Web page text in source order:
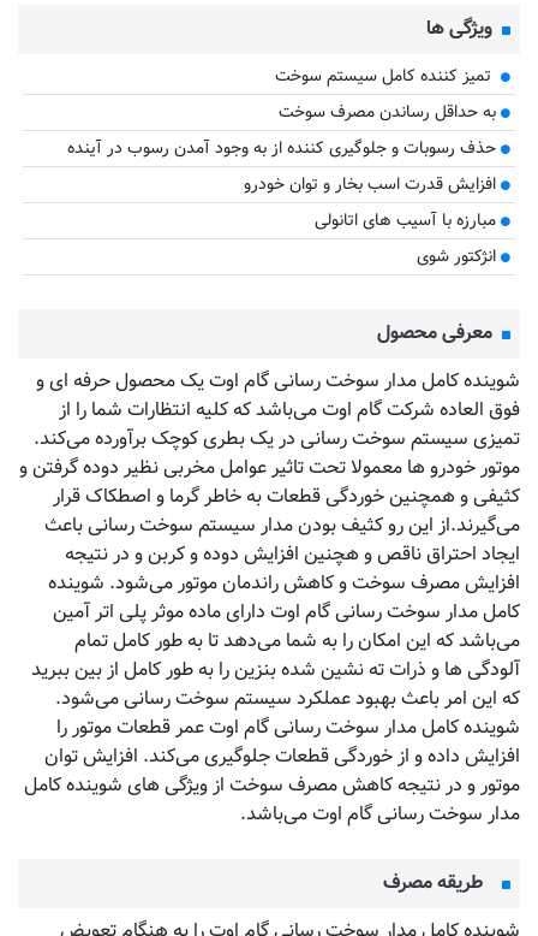
ویژگی ها
تمیز کننده کامل سیستم سوخت
به حداقل رساندن مصرف سوخت
حذف رسوبات و جلوگیری کننده از به وجود آمدن رسوب در آینده
افزایش قدرت اسب بخار و توان خودرو
مبارزه با آسیب های اتانولی
انژکتور شوی
معرفی محصول
شوینده کامل مدار سوخت رسانی گام اوت یک محصول حرفه ای و
فوق العاده شرکت گام اوت می‌باشد که کلیه انتظارات شما را از
تمیزی سیستم سوخت رسانی در یک بطری کوچک برآورده می‌کند.
موتور خودرو ها معمولا تحت تاثیر عوامل مخربی نظیر دوده گرفتن و
کثیفی و همچنین خوردگی قطعات به خاطر گرما و اصطکاک قرار
می‌گیرند.از این رو کثیف بودن مدار سیستم سوخت رسانی باعث
ایجاد احتراق ناقص و هچنین افزایش دوده و کربن و در نتیجه
افزایش مصرف سوخت و کاهش راندمان موتور می‌شود. شوینده
کامل مدار سوخت رسانی گام اوت دارای ماده موثر پلی اتر آمین
می‌باشد که این امکان را به شما می‌دهد تا به طور کامل تمام
آلودگی ها و ذرات ته نشین شده بنزین را به طور کامل از بین ببرید
که این امر باعث بهبود عملکرد سیستم سوخت رسانی می‌شود.
شوینده کامل مدار سوخت رسانی گام اوت عمر قطعات موتور را
افزایش داده و از خوردگی قطعات جلوگیری می‌کند. افزایش توان
موتور و در نتیجه کاهش مصرف سوخت از ویژگی های شوینده کامل
مدار سوخت رسانی گام اوت می‌باشد.
طریقه مصرف